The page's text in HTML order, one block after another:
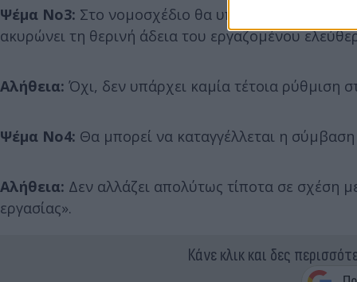
Ψέμα Νο3: Στο νομοσχέδιο θα υπάρχει ρύθμιση,
ακυρώνει τη θερινή άδεια του εργαζομένου
Αλήθεια: Όχι, δεν υπάρχει καμία τέτοια ρύθμιση
Ψέμα Νο4: Θα μπορεί να καταγγέλλεται η
Αλήθεια: Δεν αλλάζει απολύτως τίποτα σε σχέση
εργασίας».
Κάνε κλικ και δες